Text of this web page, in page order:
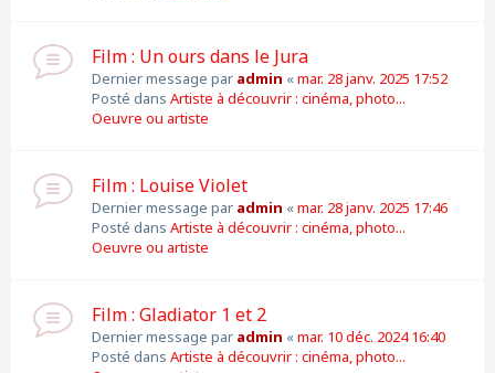
Film : Un ours dans le Jura
Dernier message par admin «mar. 28 janv. 2025 17:52
Posté dans Artiste à découvrir : cinéma, photo...
Oeuvre ou artiste
Film : Louise Violet
Dernier message par admin «mar. 28 janv. 2025 17:46
Posté dans Artiste à découvrir : cinéma, photo...
Oeuvre ou artiste
Film : Gladiator 1 et 2
Dernier message par admin «mar. 10 déc. 2024 16:40
Posté dans Artiste à découvrir : cinéma, photo...